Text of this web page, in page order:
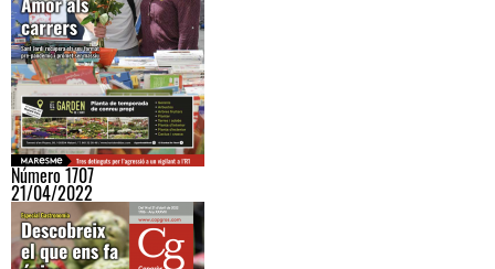
Número 1707
21/04/2022